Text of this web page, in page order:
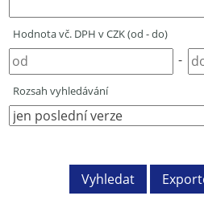
Hodnota vč. DPH v CZK (od - do)
-
Rozsah vyhledávání